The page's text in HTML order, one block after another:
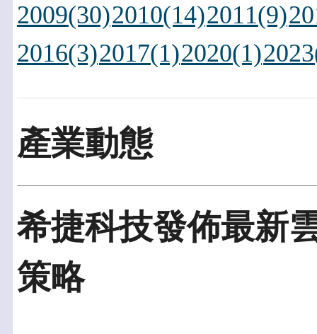
2009(30)2010(14)2011(9)
2016(3)2017(1)2020(1)
產業動態
希捷科技發佈最新
策略